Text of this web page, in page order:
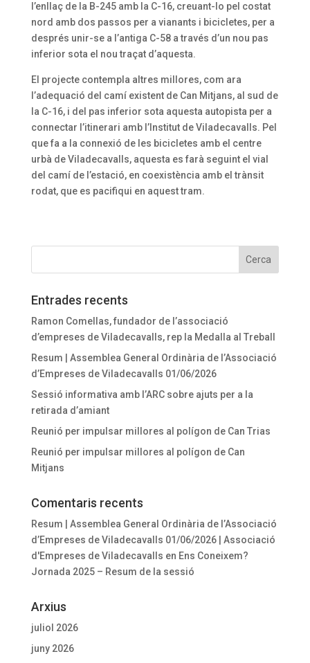
l’enllaç de la B-245 amb la C-16, creuant-lo pel costat
nord amb dos passos per a vianants i bicicletes, per a
després unir-se a l’antiga C-58 a través d’un nou pas
inferior sota el nou traçat d’aquesta.
El projecte contempla altres millores, com ara
l’adequació del camí existent de Can Mitjans, al sud de
la C-16, i del pas inferior sota aquesta autopista per a
connectar l’itinerari amb l’Institut de Viladecavalls. Pel
que fa a la connexió de les bicicletes amb el centre
urbà de Viladecavalls, aquesta es farà seguint el vial
del camí de l’estació, en coexistència amb el trànsit
rodat, que es pacifiqui en aquest tram.
Entrades recents
Ramon Comellas, fundador de l’associació
d’empreses de Viladecavalls, rep la Medalla al Treball
Resum | Assemblea General Ordinària de l’Associació
d’Empreses de Viladecavalls 01/06/2026
Sessió informativa amb l’ARC sobre ajuts per a la
retirada d’amiant
Reunió per impulsar millores al polígon de Can Trias
Reunió per impulsar millores al polígon de Can
Mitjans
Comentaris recents
Resum | Assemblea General Ordinària de l’Associació
d’Empreses de Viladecavalls 01/06/2026 | Associació
d'Empreses de Viladecavalls en Ens Coneixem?
Jornada 2025 – Resum de la sessió
Arxius
juliol 2026
juny 2026